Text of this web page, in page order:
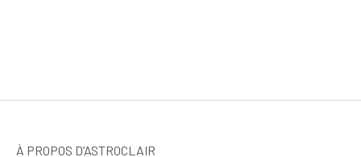
À PROPOS D’ASTROCLAIR